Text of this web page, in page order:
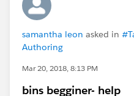
samantha leon asked in
Authoring
Mar 20, 2018, 8:13 PM
bins begginer- help